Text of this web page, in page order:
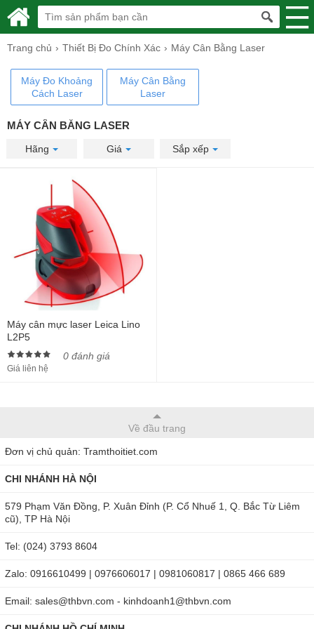
Trang chủ Thiết Bị Đo Chính Xác Máy Cân Bằng Laser
Máy Đo Khoảng
Cách Laser
Máy Cân Bằng
Laser
MÁY CÂN BẰNG LASER
Hãng Giá Sắp xếp
Máy cân mực laser Leica Lino
L2P5
0 đánh giá
Giá liên hệ
Về đầu trang
Đơn vị chủ quản: Tramthoitiet.com
CHI NHÁNH HÀ NỘI
579 Phạm Văn Đồng, P. Xuân Đỉnh (P. Cổ Nhuế 1, Q. Bắc Từ Liêm
cũ), TP Hà Nội
Tel: (024) 3793 8604
Zalo: 0916610499 | 0976606017 | 0981060817 | 0865 466 689
Email: sales@thbvn.com - kinhdoanh1@thbvn.com